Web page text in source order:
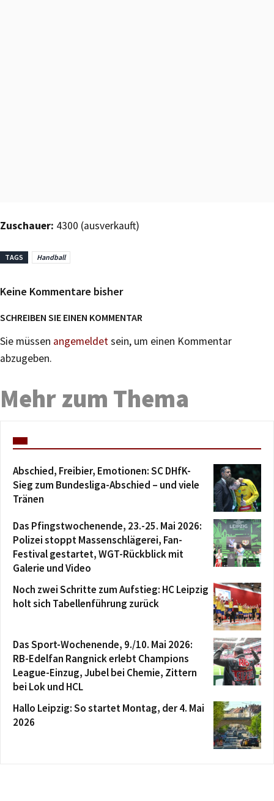
Zuschauer: 4300 (ausverkauft)
TAGS Handball
Keine Kommentare bisher
SCHREIBEN SIE EINEN KOMMENTAR
Sie müssen angemeldetsein, um einen Kommentar
abzugeben.
Mehr zum Thema
Abschied, Freibier, Emotionen: SC DHfK-
Sieg zum Bundesliga-Abschied – und viele
Tränen
Das Pfingstwochenende, 23.-25. Mai 2026:
Polizei stoppt Massenschlägerei, Fan-
Festival gestartet, WGT-Rückblick mit
Galerie und Video
Noch zwei Schritte zum Aufstieg: HC Leipzig
holt sich Tabellenführung zurück
Das Sport-Wochenende, 9./10. Mai 2026:
RB-Edelfan Rangnick erlebt Champions
League-Einzug, Jubel bei Chemie, Zittern
bei Lok und HCL
Hallo Leipzig: So startet Montag, der 4. Mai
2026